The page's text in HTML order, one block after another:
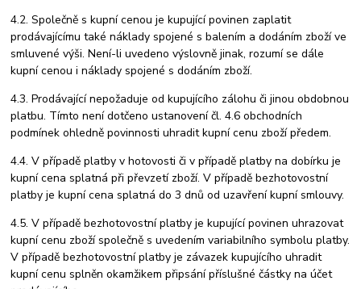
4.2. Společně s kupní cenou je kupující povinen zaplatit
prodávajícímu také náklady spojené s balením a dodáním zboží ve
smluvené výši. Není-li uvedeno výslovně jinak, rozumí se dále
kupní cenou i náklady spojené s dodáním zboží.
4.3. Prodávající nepožaduje od kupujícího zálohu či jinou obdobnou
platbu. Tímto není dotčeno ustanovení čl. 4.6 obchodních
podmínek ohledně povinnosti uhradit kupní cenu zboží předem.
4.4. V případě platby v hotovosti či v případě platby na dobírku je
kupní cena splatná při převzetí zboží. V případě bezhotovostní
platby je kupní cena splatná do 3 dnů od uzavření kupní smlouvy.
4.5. V případě bezhotovostní platby je kupující povinen uhrazovat
kupní cenu zboží společně s uvedením variabilního symbolu platby.
V případě bezhotovostní platby je závazek kupujícího uhradit
kupní cenu splněn okamžikem připsání příslušné částky na účet